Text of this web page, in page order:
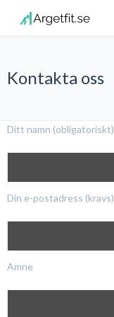
Kontakta oss
Ditt namn (obligatoriskt)
Din e-postadress (kravs)
Amne